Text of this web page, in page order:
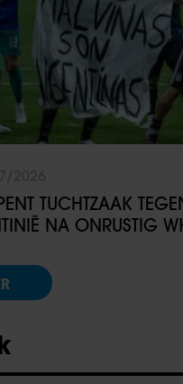
TUCHTZAAK
NA ONRUSTIG